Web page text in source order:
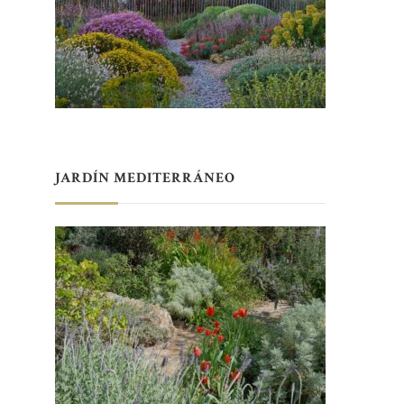
JARDÍN MEDITERRÁNEO